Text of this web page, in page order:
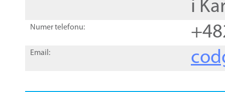
i
Numer telefonu:
Email: